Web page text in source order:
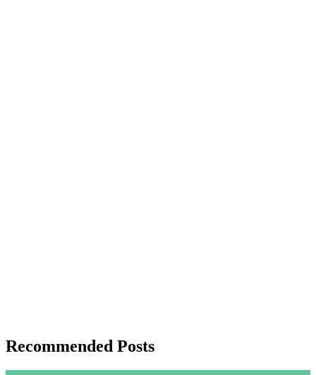
Recommended Posts